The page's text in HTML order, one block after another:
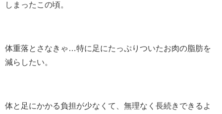
しまったこの頃。
体重落とさなきゃ…特に足にたっぷりついたお肉の脂肪を
減らしたい。
体と足にかかる負担が少なくて、無理なく長続きできるよ